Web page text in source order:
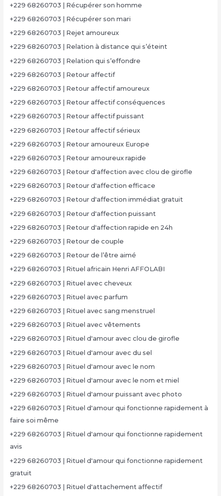
+229 68260703 | Récupérer son homme
+229 68260703 | Récupérer son mari
+229 68260703 | Rejet amoureux
+229 68260703 | Relation à distance qui s’éteint
+229 68260703 | Relation qui s’effondre
+229 68260703 | Retour affectif
+229 68260703 | Retour affectif amoureux
+229 68260703 | Retour affectif conséquences
+229 68260703 | Retour affectif puissant
+229 68260703 | Retour affectif sérieux
+229 68260703 | Retour amoureux Europe
+229 68260703 | Retour amoureux rapide
+229 68260703 | Retour d'affection avec clou de girofle
+229 68260703 | Retour d'affection efficace
+229 68260703 | Retour d'affection immédiat gratuit
+229 68260703 | Retour d'affection puissant
+229 68260703 | Retour d'affection rapide en 24h
+229 68260703 | Retour de couple
+229 68260703 | Retour de l’être aimé
+229 68260703 | Rituel africain Henri AFFOLABI
+229 68260703 | Rituel avec cheveux
+229 68260703 | Rituel avec parfum
+229 68260703 | Rituel avec sang menstruel
+229 68260703 | Rituel avec vêtements
+229 68260703 | Rituel d'amour avec clou de girofle
+229 68260703 | Rituel d'amour avec du sel
+229 68260703 | Rituel d'amour avec le nom
+229 68260703 | Rituel d'amour avec le nom et miel
+229 68260703 | Rituel d'amour puissant avec photo
+229 68260703 | Rituel d'amour qui fonctionne rapidement à
faire soi même
+229 68260703 | Rituel d'amour qui fonctionne rapidement
avis
+229 68260703 | Rituel d'amour qui fonctionne rapidement
gratuit
+229 68260703 | Rituel d'attachement affectif